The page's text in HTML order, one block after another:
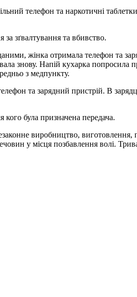
телефон та наркотичні
зґвалтування та вбивство.
жінка отримала телефон та
знову. Напій кухарка попросила
з медпункту.
та зарядний пристрій. В
кого була призначена передача.
виробництво, виготовлення,
у місця позбавлення волі.